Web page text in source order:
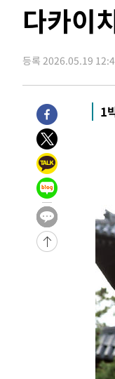
-31563초 전 >[속보]
-30314초 전 >온열질
-24259초 전 >강릉에
-20366초 전 >
백운
-18076초 전 >
선재
-15610초 전 >
-14986초 전 >
여수
-11213초 전 >
극한
주 날씨]
-8231초 전 >
축구협
-6748초 전 >
[속보]'
송"
1시간 전 >
'최고 37
[속보]뉴
다카이
등록 2026.05.19
1